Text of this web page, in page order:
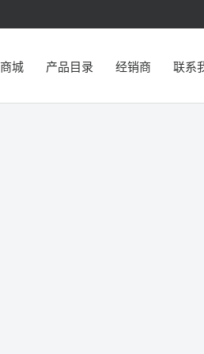
商城 产品目录 经销商 联系